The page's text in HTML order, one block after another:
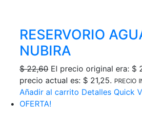
RESERVORIO
NUBIRA
$22,60 El precio original era: $
precio actual es: $ 21,25. PRECIO
Añadir al carrito Detalles Quick
OFERTA!